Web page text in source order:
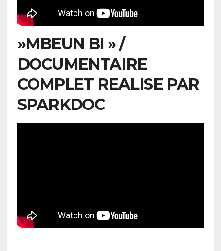
»MBEUN BI » /
DOCUMENTAIRE
COMPLET REALISE PAR
SPARKDOC